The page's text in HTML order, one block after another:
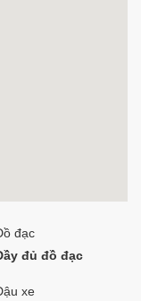
đạc
đủ đồ đạc
xe